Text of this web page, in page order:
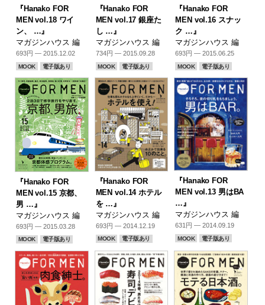
『Hanako FOR
MEN vol.18 ワイ
ン、 …』
マガジンハウス 編
693円 — 2015.12.02
MOOK 電子版あり
『Hanako FOR
MEN vol.17 銀座た
し …』
マガジンハウス 編
734円 — 2015.09.28
MOOK 電子版あり
『Hanako FOR
MEN vol.16 スナッ
ク …』
マガジンハウス 編
693円 — 2015.06.25
MOOK 電子版あり
『Hanako FOR
MEN vol.15 京都、
男 …』
マガジンハウス 編
693円 — 2015.03.28
MOOK 電子版あり
『Hanako FOR
MEN vol.14 ホテル
を …』
マガジンハウス 編
693円 — 2014.12.19
MOOK 電子版あり
『Hanako FOR
MEN vol.13 男はBA
…』
マガジンハウス 編
631円 — 2014.09.19
MOOK 電子版あり